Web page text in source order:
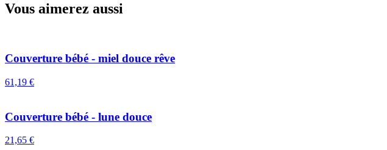
Vous aimerez aussi
Couverture bébé - miel douce rêve
61,19 €
Couverture bébé - lune douce
21,65 €